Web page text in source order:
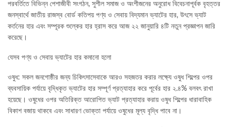
পরবর্তিতে বিভিন্ন পেশাজীবী সংগঠন, সুশীল সমাজ ও অংশীজনের অনুরোধ বিবেচনাপূর্বক বৃহত্তর
জনস্বার্থে জাতীয় রাজস্ব বোর্ড কতিপয় পণ্য ও সেবায় বিদ্যমান ভ্যাটের হার, উৎসে ভ্যাট
কর্তনের হার এবং সম্পূরক শুল্কের হার হ্রাস করে আজ ২২ জানুয়ারি ৪টি নতুন প্রজ্ঞাপন জারি
করেছে।
যেসব পণ্য ও সেবায় ভ্যাটের হার কমানো হলো
ওষুধ: সকল জনগোষ্ঠীর জন্য চিকিৎসাসেবাকে আরও সহজতর করার লক্ষ্যে ওষুধ শিল্পের ওপর
ব্যবসায়িক পর্যায়ে বৃদ্ধিকৃত ভ্যাটের হার সম্পূর্ণ প্রত্যাহার করে পূর্বের হার ২.৪% বলবৎ রাখা
হয়েছে। ওষুধের ওপর অতিরিক্ত আরোপিত ভ্যাট প্রত্যাহার করায় ওষুধ শিল্পের ধারাবাহিক
বিকাশ বজায় থাকবে এবং সাধারণ ভোক্তা পর্যায়ে ওষুধের মূল্য বৃদ্ধি পাবে না।